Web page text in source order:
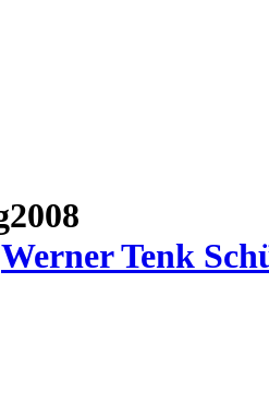
Werner Tenk